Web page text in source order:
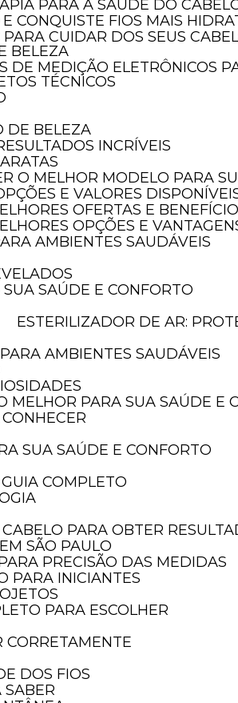
PARA A SAÚDE DO
CONQUISTE FIOS MAIS
BELEZA
TÉCNICOS
DE BELEZA
INCRÍVEIS
O MELHOR MODELO PARA
E VALORES
OFERTAS E
OPÇÕES E
AMBIENTES SAUDÁVEIS
SAÚDE E CONFORTO
ESTERILIZADOR DE AR:
AMBIENTES SAUDÁVEIS
MELHOR PARA SUA SAÚDE E
SUA SAÚDE E CONFORTO
COMPLETO
PARA OBTER
SÃO PAULO
PRECISÃO DAS MEDIDAS
PARA INICIANTES
PARA ESCOLHER
CORRETAMENTE
DOS FIOS
SABER